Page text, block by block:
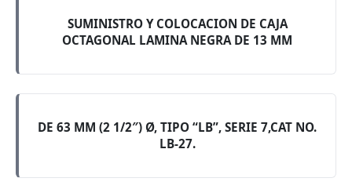
SUMINISTRO Y COLOCACION DE CAJA
OCTAGONAL LAMINA NEGRA DE 13 MM
DE 63 MM (2 1/2″) Ø, TIPO “LB”, SERIE 7,CAT NO.
LB-27.